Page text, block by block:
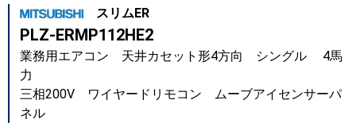
スリムER
PLZ-ERMP112HE2
業務用エアコン 天井カセット形4方向 シングル 4馬
力
三相200V ワイヤードリモコン ムーブアイセンサーパ
ネル